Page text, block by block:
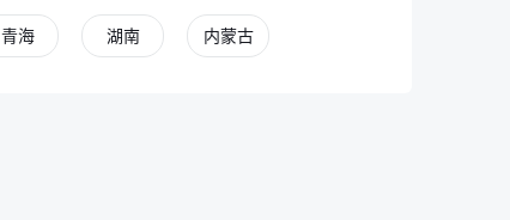
青海 湖南 内蒙古